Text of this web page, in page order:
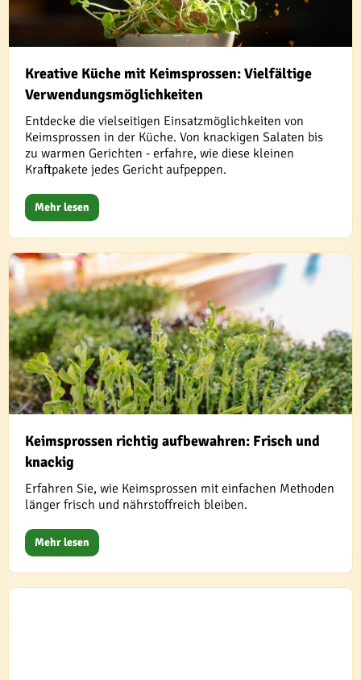
Kreative Küche mit Keimsprossen: Vielfältige
Verwendungsmöglichkeiten
Entdecke die vielseitigen Einsatzmöglichkeiten von
Keimsprossen in der Küche. Von knackigen Salaten bis
zu warmen Gerichten - erfahre, wie diese kleinen
Kraftpakete jedes Gericht aufpeppen.
Mehr lesen
Keimsprossen richtig aufbewahren: Frisch und
knackig
Erfahren Sie, wie Keimsprossen mit einfachen Methoden
länger frisch und nährstoffreich bleiben.
Mehr lesen